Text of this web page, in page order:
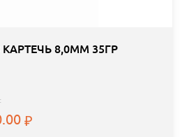
8,0ММ 35ГР